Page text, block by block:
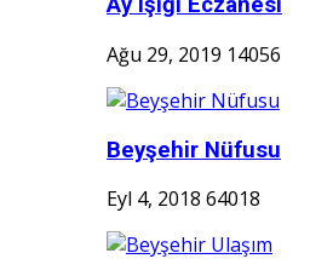
Ağu 29, 2019 14056
Beyşehir Nüfusu
Eyl 4, 2018 64018